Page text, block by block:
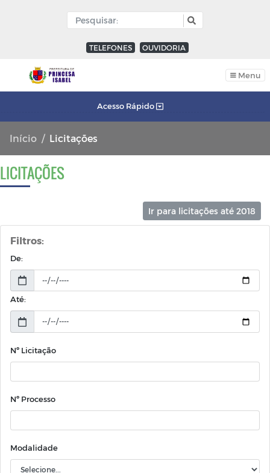
TELEFONES OUVIDORIA
Menu
Acesso Rápido
Início Licitações
LICITAÇÕES
Ir para licitações até 2018
Filtros:
De:
Até:
Nº Licitação
Nº Processo
Modalidade